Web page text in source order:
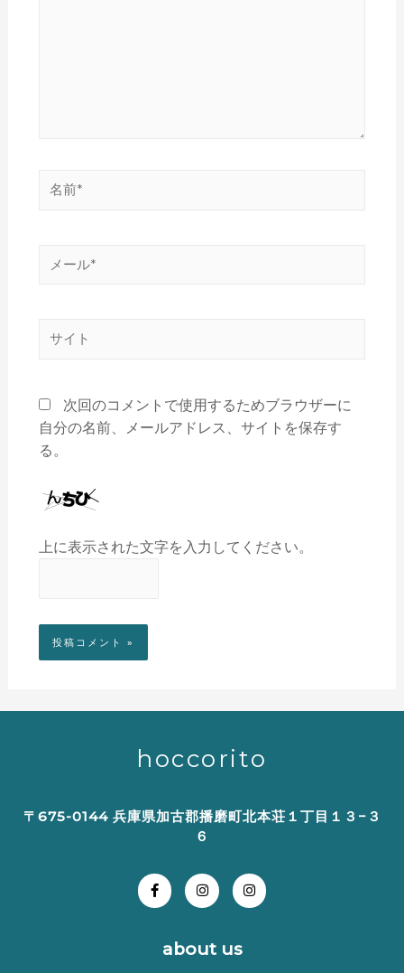
次回のコメントで使用するためブラウザーに
自分の名前、メールアドレス、サイトを保存す
る。
上に表示された文字を入力してください。
hoccorito
〒675-0144 兵庫県加古郡播磨町北本荘１丁目１３−３
６
about us